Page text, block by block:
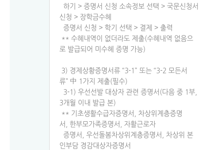
하기 > 증명서 신청 소속정보 선택 > 국문신청서
신청 > 장학금수혜
증명서 신청 > 학기 선택 > 결제 > 출력
** 수혜내역이 없더라도 제출(수혜내역 없음으
로 발급되어 미수혜 증명 가능)
3) 경제상황증명서류 “3-1” 또는 “3-2 모든서
류” 中 1가지 제출(필수)
3-1) 우선선발 대상자 관련 증명서(다음 중 1부,
3개월 이내 발급 본)
** 기초생활수급자증명서, 차상위계층증명
서, 한부모가족증명서, 자활근로자
증명서, 우선돌봄차상위계층증명서, 차상위 본
인부담 경감대상자증명서